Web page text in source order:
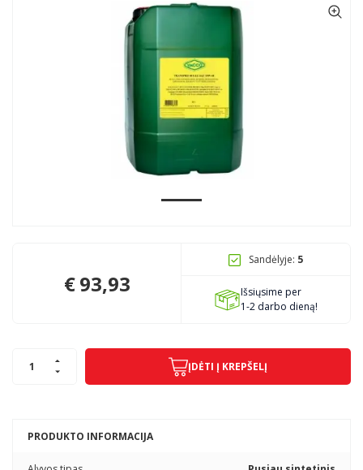
Prisijungti prie paskyros
Pagojo k., Uosių g. 124, Kelmės raj.
PRODUKTO INFORMACIJA
€93,93
Sandėlyje: 5
Išsiųsime per
1-2 darbo dieną!
ĮDĖTI Į KREPŠELĮ